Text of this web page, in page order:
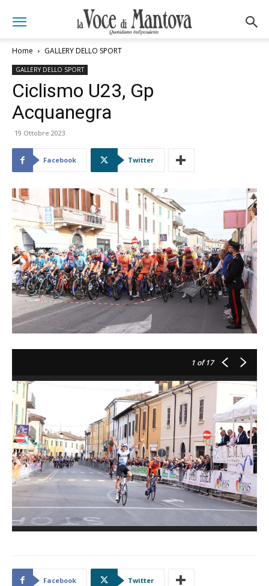
Home GALLERY DELLO SPORT
GALLERY DELLO SPORT
Ciclismo U23, Gp
Acquanegra
19 Ottobre 2023
Facebook Twitter
1 of 17
Facebook Twitter